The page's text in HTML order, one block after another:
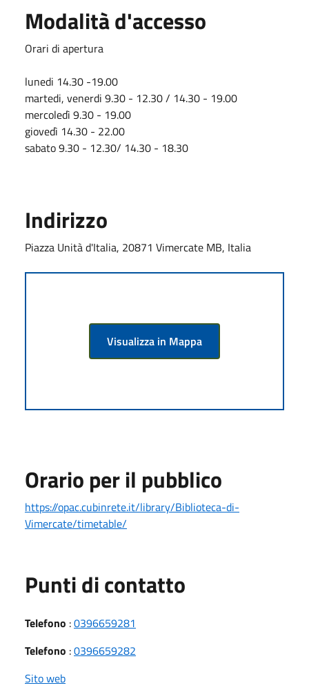
Modalità d'accesso
Orari di apertura
lunedi 14.30 -19.00
martedi, venerdi 9.30 - 12.30 / 14.30 - 19.00
mercoledì 9.30 - 19.00
giovedì 14.30 - 22.00
sabato 9.30 - 12.30/ 14.30 - 18.30
Indirizzo
Piazza Unità d'Italia, 20871 Vimercate MB, Italia
Visualizza in Mappa
Orario per il pubblico
https://opac.cubinrete.it/library/Biblioteca-di-
Vimercate/timetable/
Punti di contatto
Telefono :0396659281
Telefono :0396659282
Sito web